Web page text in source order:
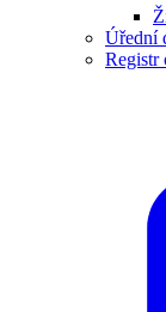
Úřední
Registr